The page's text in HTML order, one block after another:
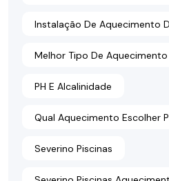
Instalação De Aquecimento
Melhor Tipo De Aquecimento
PH E Alcalinidade
Qual Aquecimento Escolher
Severino Piscinas